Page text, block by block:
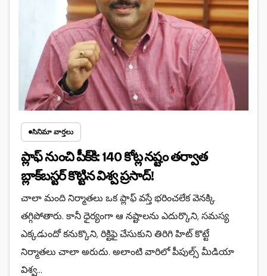
సినిమా వార్తలు
ప్లాఫ్ నుంచి పీక్‌కి: 140 కోట్ల నష్టం తర్వాత
బ్లాక్‌బస్టర్ కొట్టిన విశ్వ ప్రసాద్!
చాలా మంది నిర్మాతలు ఒక ప్లాఫ్ వస్తే భరించలేక వెనక్కి
తగ్గిపోతారు. కానీ ధైర్యంగా ఆ నష్టాలను ఎదుర్కొని, సమస్య
ఎక్కడుందో కనుక్కొని, రిక్టిఫై చేసుకుని తిరిగి హిట్ కొట్టే
నిర్మాతలు చాలా అరుదు. అలాంటి వారిలో పీపుల్స్ మీడియా
విశ్వ…